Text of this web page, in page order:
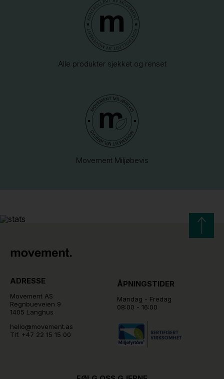
Alle produkter sjekket og renset
Movement Miljøbevis
ADRESSE
Movement AS
Regnbueveien 9
1405 Langhus
hello@movement.as
Tlf. +47 22 15 15 00
ÅPNINGSTIDER
Mandag - Fredag
08:00 - 16:00